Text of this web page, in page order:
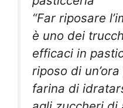
“Far riposare
è uno dei
efficaci in
riposo di
farina di